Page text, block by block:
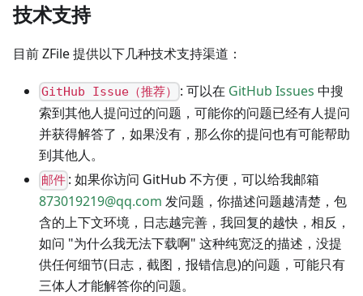
技术支持
目前 ZFile 提供以下几种技术支持渠道：
GitHub Issue（推荐） : 可以在 GitHub Issues 中搜
索到其他人提问过的问题，可能你的问题已经有人提问
并获得解答了，如果没有，那么你的提问也有可能帮助
到其他人。
邮件 : 如果你访问 GitHub 不方便，可以给我邮箱
873019219@qq.com 发问题，你描述问题越清楚，包
含的上下文环境，日志越完善，我回复的越快，相反，
如问 "为什么我无法下载啊" 这种纯宽泛的描述，没提
供任何细节(日志，截图，报错信息)的问题，可能只有
三体人才能解答你的问题。